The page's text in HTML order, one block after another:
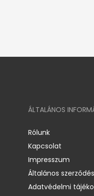
ÁLTALÁNOS
Rólunk
Kapcsolat
Impresszum
Általános
Adatvédelmi